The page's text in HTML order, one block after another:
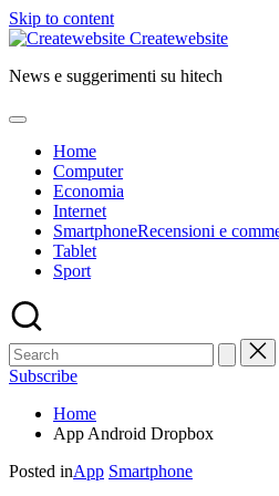
Skip to content
Createwebsite
News e suggerimenti su hitech
Home
Computer
Economia
Internet
SmartphoneRecensioni e
Tablet
Sport
Subscribe
Home
App Android Dropbox
Posted inApp Smartphone